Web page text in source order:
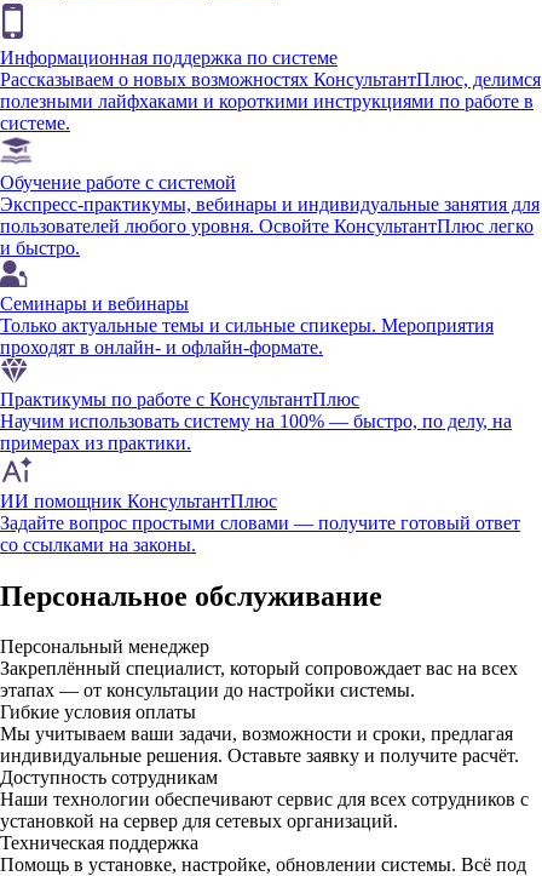
Информационная поддержка по системе
Рассказываем о новых возможностях КонсультантПлюс, делимся
полезными лайфхаками и короткими инструкциями по работе в
системе.
Обучение работе с системой
Экспресс-практикумы, вебинары и индивидуальные занятия для
пользователей любого уровня. Освойте КонсультантПлюс легко
и быстро.
Семинары и вебинары
Только актуальные темы и сильные спикеры. Мероприятия
проходят в онлайн- и офлайн-формате.
Практикумы по работе с КонсультантПлюс
Научим использовать систему на 100% — быстро, по делу, на
примерах из практики.
ИИ помощник КонсультантПлюс
Задайте вопрос простыми словами — получите готовый ответ
со ссылками на законы.
Персональное обслуживание
Персональный менеджер
Закреплённый специалист, который сопровождает вас на всех
этапах — от консультации до настройки системы.
Гибкие условия оплаты
Мы учитываем ваши задачи, возможности и сроки, предлагая
индивидуальные решения. Оставьте заявку и получите расчёт.
Доступность сотрудникам
Наши технологии обеспечивают сервис для всех сотрудников с
установкой на сервер для сетевых организаций.
Техническая поддержка
Помощь в установке, настройке, обновлении системы. Всё под